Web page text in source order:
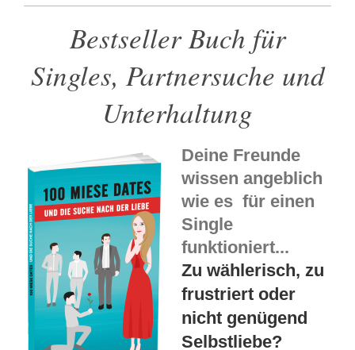
Bestseller Buch für
Singles, Partnersuche und
Unterhaltung
Deine Freunde
wissen angeblich
wie es für einen
Single
funktioniert...
Zu wählerisch, zu
frustriert oder
nicht genügend
Selbstliebe?